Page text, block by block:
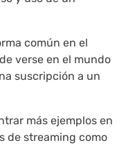
común en el
verse en el mundo
suscripción a un
más ejemplos en
de streaming como